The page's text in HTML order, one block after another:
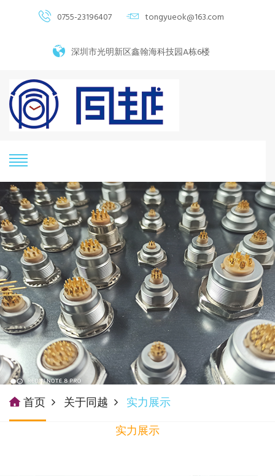
0755-23196407 tongyueok@163.com
深圳市光明新区鑫翰海科技园A栋6楼
首页 关于同越 实力展示
实力展示